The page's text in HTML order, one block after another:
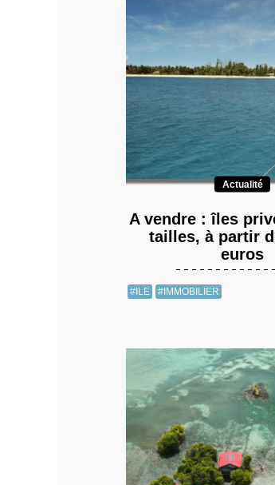
Actualité
A vendre : îles
tailles, à partir
euros
#ILE #IMMOBILIER